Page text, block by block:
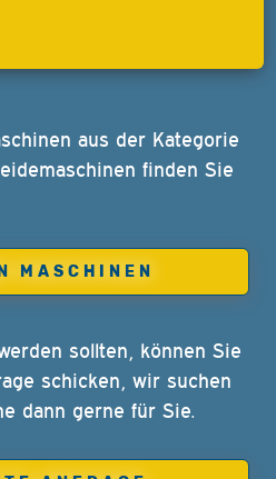
aus der Kategorie
finden Sie
MASCHINEN
sollten, können Sie
schicken, wir suchen
dann gerne für Sie.